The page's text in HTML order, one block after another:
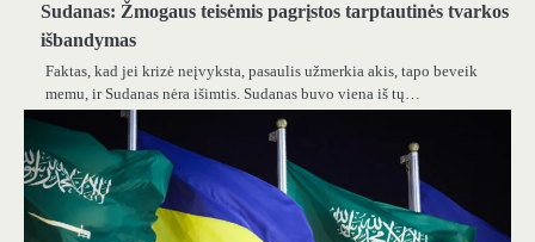
Sudanas: Žmogaus teisėmis pagrįstos tarptautinės tvarkos
išbandymas
Faktas, kad jei krizė neįvyksta, pasaulis užmerkia akis, tapo beveik
memu, ir Sudanas nėra išimtis. Sudanas buvo viena iš tų…